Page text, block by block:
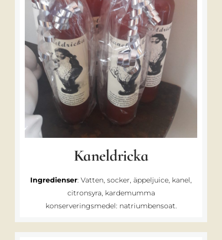
Kaneldricka
Ingredienser: Vatten, socker, äppeljuice, kanel,
citronsyra, kardemumma
konserveringsmedel: natriumbensoat.